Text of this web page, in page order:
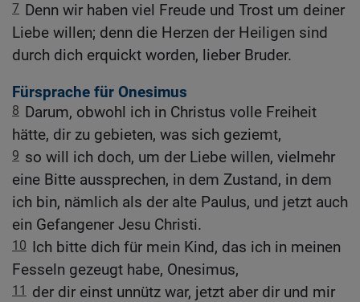
7 Denn wir haben viel Freude und Trost um deiner
Liebe willen; denn die Herzen der Heiligen sind
durch dich erquickt worden, lieber Bruder.
Fürsprache für Onesimus
8 Darum, obwohl ich in Christus volle Freiheit
hätte, dir zu gebieten, was sich geziemt,
9 so will ich doch, um der Liebe willen, vielmehr
eine Bitte aussprechen, in dem Zustand, in dem
ich bin, nämlich als der alte Paulus, und jetzt auch
ein Gefangener Jesu Christi.
10 Ich bitte dich für mein Kind, das ich in meinen
Fesseln gezeugt habe, Onesimus,
11 der dir einst unnütz war, jetzt aber dir und mir